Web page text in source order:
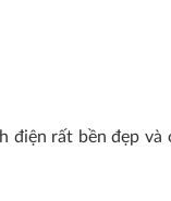
rất bền đẹp